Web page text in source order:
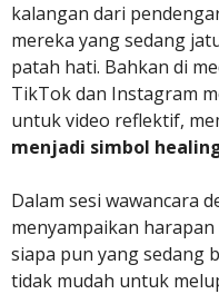
kalangan dari
mereka yang sedang
patah hati. Bahkan di
TikTok dan Instagram
untuk video reflektif,
menjadi simbol
Dalam sesi wawancara
menyampaikan
siapa pun yang sedang
tidak mudah untuk